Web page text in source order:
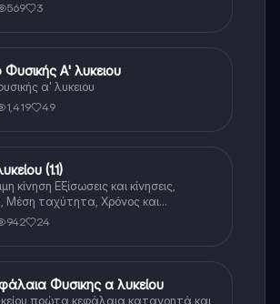
569 3
Α' λυκειου
α' λυκειου
1,419 49
(1.1)
και κίνησεις,
Μέση ταχύτητα, Χρόνος και
Τυπολογιο Κεφαλαίου
942 24
Φυσικης α λυκείου
πρώτα κεφάλαια κατανοητά και